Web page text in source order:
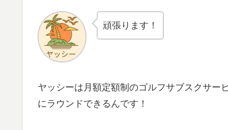
頑張ります！
ヤッシーは月額定額制のゴルフサブスクサー
にラウンドできるんです！